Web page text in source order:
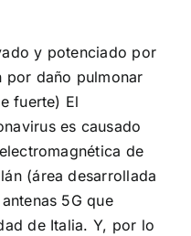
y potenciado por
por daño pulmonar
fuerte) El
es causado
de
(área desarrollada
5G que
de Italia. Y, por lo